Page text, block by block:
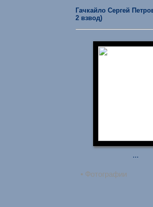
Гачкайло Сергей
2 взвод)
...
• Фотографии